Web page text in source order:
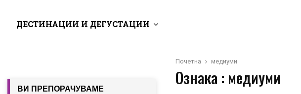
ДЕСТИНАЦИИ И ДЕГУСТАЦИИ
Почетна медиуми
Ознака : медиуми
ВИ ПРЕПОРАЧУВАМЕ